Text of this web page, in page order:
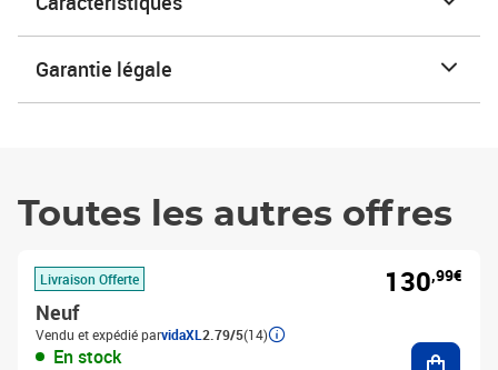
Garantie légale
Toutes les autres offres
Livraison Offerte
Neuf
Vendu et expédié parvidaXL 2.79/5(14)
En stock
130,99€